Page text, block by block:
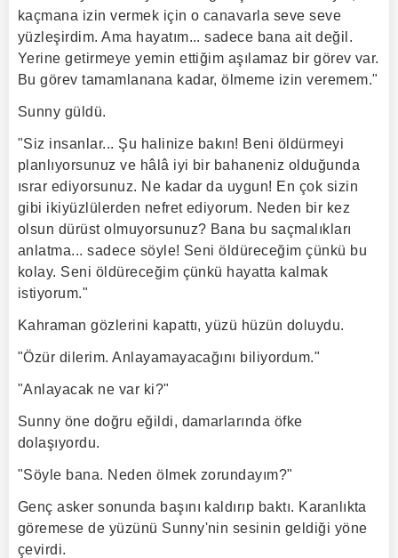
kaçmana izin vermek için o canavarla seve seve
yüzleşirdim. Ama hayatım... sadece bana ait değil.
Yerine getirmeye yemin ettiğim aşılamaz bir görev var.
Bu görev tamamlanana kadar, ölmeme izin veremem."
Sunny güldü.
"Siz insanlar... Şu halinize bakın! Beni öldürmeyi
planlıyorsunuz ve hâlâ iyi bir bahaneniz olduğunda
ısrar ediyorsunuz. Ne kadar da uygun! En çok sizin
gibi ikiyüzlülerden nefret ediyorum. Neden bir kez
olsun dürüst olmuyorsunuz? Bana bu saçmalıkları
anlatma... sadece söyle! Seni öldüreceğim çünkü bu
kolay. Seni öldüreceğim çünkü hayatta kalmak
istiyorum."
Kahraman gözlerini kapattı, yüzü hüzün doluydu.
"Özür dilerim. Anlayamayacağını biliyordum."
"Anlayacak ne var ki?"
Sunny öne doğru eğildi, damarlarında öfke
dolaşıyordu.
"Söyle bana. Neden ölmek zorundayım?"
Genç asker sonunda başını kaldırıp baktı. Karanlıkta
göremese de yüzünü Sunny'nin sesinin geldiği yöne
çevirdi.